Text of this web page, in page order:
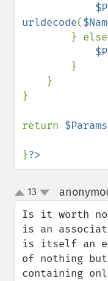
urldecode(
}
return $Params
}?>
up
down
13
Is it worth
is an
is itself an
of nothing
containing